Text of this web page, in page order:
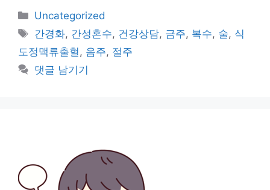
카
테
리
Uncategorized
태
그
간경화, 간성혼수, 건강상담, 금주, 복수, 술, 식
도정맥류출혈, 음주, 절주
댓글 남기기